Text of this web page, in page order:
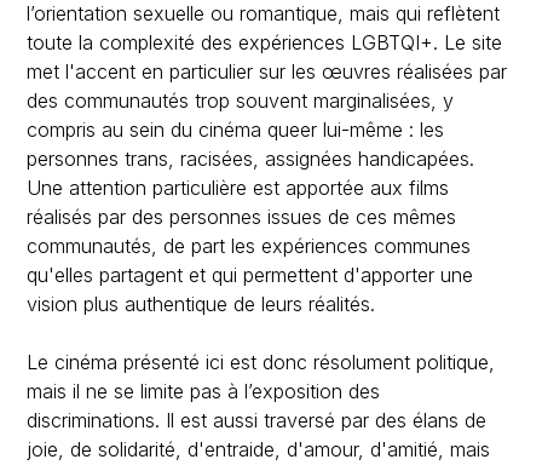
l’orientation sexuelle ou romantique, mais qui reflètent
toute la complexité des expériences LGBTQI+. Le site
met l'accent en particulier sur les œuvres réalisées par
des communautés trop souvent marginalisées, y
compris au sein du cinéma queer lui-même : les
personnes trans, racisées, assignées handicapées.
Une attention particulière est apportée aux films
réalisés par des personnes issues de ces mêmes
communautés, de part les expériences communes
qu'elles partagent et qui permettent d'apporter une
vision plus authentique de leurs réalités.
Le cinéma présenté ici est donc résolument politique,
mais il ne se limite pas à l’exposition des
discriminations. Il est aussi traversé par des élans de
joie, de solidarité, d'entraide, d'amour, d'amitié, mais